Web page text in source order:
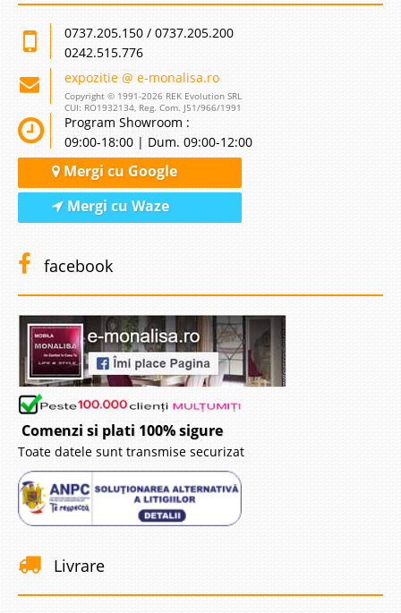
0737.205.150 / 0737.205.200
0242.515.776
expozitie @ e-monalisa.ro
Copyright © 1991-2026 REK Evolution SRL
CUI: RO1932134, Reg. Com. J51/966/1991
Program Showroom :
09:00-18:00 | Dum. 09:00-12:00
Mergi cu Google
Mergi cu Waze
facebook
Comenzi si plati 100% sigure
Toate datele sunt transmise securizat
Livrare